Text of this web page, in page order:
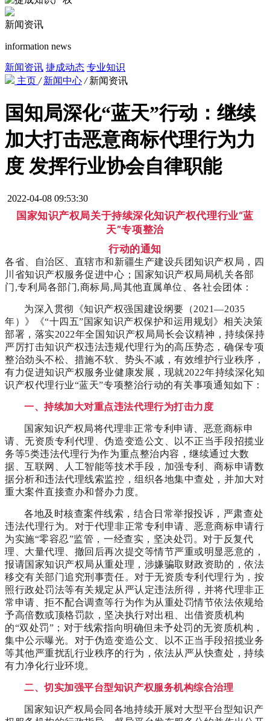
新闻资讯
information news
新闻资讯 捷成动态 专业知识
主页 / 新闻中心 / 新闻资讯
国知局深化“蓝天”行动：继续
加大打击恶意商标代理行为力
度 发挥行业协会自律职能
2022-04-08 09:53:30
国家知识产权局关于持续深化知识产权代理行业“蓝
天”专项整治
行动的通知
各省、自治区、直辖市和新疆生产建设兵团知识产权局，四
川省知识产权服务促进中心；国家知识产权局局机关各部
门,专利局各部门,商标局,局其他直属单位、各社会团体：
为深入贯彻《知识产权强国建设纲要（2021—2035
年）》《“十四五”国家知识产权保护和运用规划》相关决策
部署，落实2022年全国知识产权局局长会议精神，持续保持
严厉打击知识产权违法违规代理行为的高压势态，确保专项
整治劲头不松、措施不软、势头不减，有效维护行业秩序，
有力促进知识产权服务业健康发展，现就2022年持续深化知
识产权代理行业“蓝天”专项整治行动的有关事项通知如下：
一、持续加大对重点违法代理行为打击力度
国家知识产权局将代理非正常专利申请、恶意商标申
请、无资质专利代理、伪造变造公文、以不正当手段招揽业
务等5类违法代理行为作为重点整治内容，继续通过大数
据、互联网、人工智能等技术手段，加强专利、商标申请数
据分析和违法代理线索监控，组织各地集中查处，并加大对
重大案件直接查办和督办力度。
各地及时核查案件线索，结合日常举报投诉，严肃查处
违法代理行为。对于代理非正常专利申请、恶意商标申请行
为实施“零容忍”监管，一经查实，坚决处罚。对于反复代
理、大量代理、撤回后再次提交等情节严重或明显恶意的，
报请国家知识产权局从重处理，涉嫌骗取财政资助的，依法
移交有关部门追究刑事责任。对于无资质专利代理行为，按
照行政处罚法等有关规定从严认定违法所得，并将代理非正
常申请、拒不配合调查等行为作为从重处罚情节依法依规给
予高倍数或顶格罚款，坚决执行对出租、出借资质机构
的“双处罚”；对于线索指向明确但未予处罚的无资质机构，
集中公示曝光。对于伪造变造公文、以不正当手段招揽业务
等其他严重扰乱行业秩序的行为，依法从严从快查处，持续
有力净化行业环境。
二、切实加强平台型知识产权服务机构综合治理
国家知识产权局会同各地持续开展对大型平台型知识产